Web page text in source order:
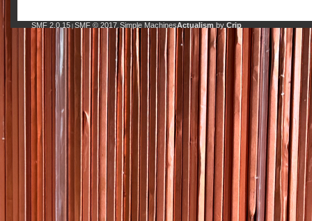
SMF 2.0.15| SMF © 2017 Simple MachinesActualism by Crip